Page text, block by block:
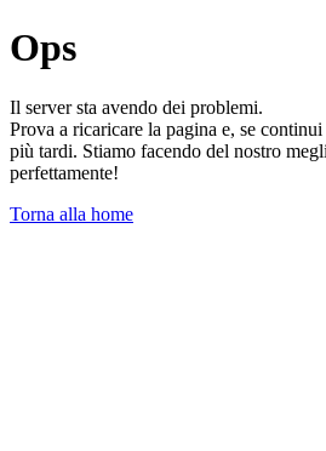
Ops
Il server sta avendo dei problemi.
Prova a ricaricare la pagina e, se
più tardi. Stiamo facendo del nostro
perfettamente!
Torna alla home